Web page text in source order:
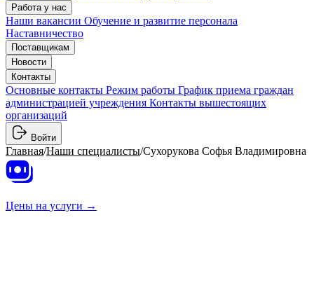
Работа у нас
Наши вакансии Обучение и развитие персонала
Наставничество
Поставщикам
Новости
Контакты
Основные контакты Режим работы График приема граждан
администрацией учреждения Контакты вышестоящих
организаций
Войти
Главная/Наши специалисты/Сухорукова Софья Владимировна
Цены на услуги →